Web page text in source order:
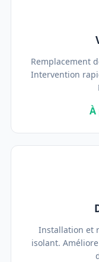
Remplacement
Intervention
À
Installation et
isolant.